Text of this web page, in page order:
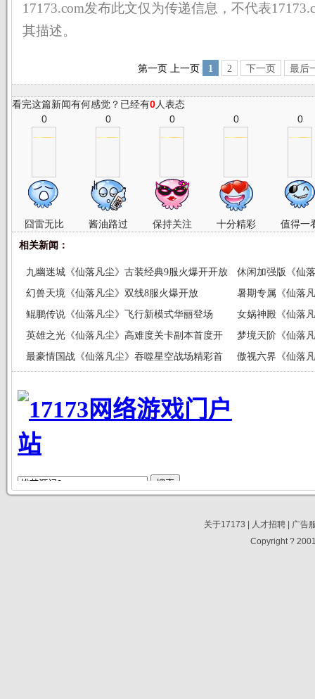
17173.com发布此文仅为传递信息，不代表
其描述。
第一页 上一页 1 2 下一页 最后
看完这篇新闻有何感觉？已经有0人表态
0
囧雷无比
0
酱油路过
0
保持关注
0
十分精彩
0
值得一
相关新闻：
九幽迷城《仙落凡尘》古装经典9服火爆开开放
休闲加强版《仙
幻兽天境《仙落凡尘》双线8服火爆开放
暑期专属《仙落
鲲鹏传说《仙落凡尘》飞行新模式华丽登场
女娲神殿《仙落
英雄之光《仙落凡尘》高难度关卡副本首度开
创
梦境天阶《仙落
最豪情国战《仙落凡尘》吞噬星空战场精彩首
傲视六界《仙落
关于17173 人才招聘|
广告
Copyright ?